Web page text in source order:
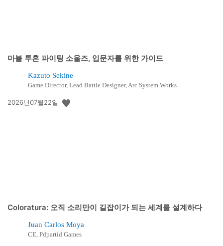
마블 투혼 파이팅 소울즈, 입문자를 위한 가이드
Kazuto Sekine
Game Director, Lead Battle Designer, Arc System Works
공
2026년07월22일
Coloratura: 오직 소리만이 길잡이가 되는 세계를 설계하다
Juan Carlos Moya
CE, Pdpartid Games